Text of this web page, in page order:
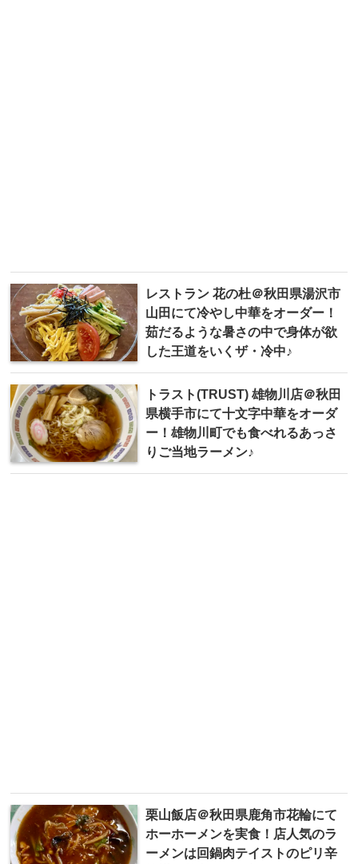
レストラン 花の杜＠秋田県湯沢市
山田にて冷やし中華をオーダー！
茹だるような暑さの中で身体が欲
した王道をいくザ・冷中♪
トラスト(TRUST) 雄物川店＠秋田
県横手市にて十文字中華をオーダ
ー！雄物川町でも食べれるあっさ
りご当地ラーメン♪
栗山飯店＠秋田県鹿角市花輪にて
ホーホーメンを実食！店人気のラ
ーメンは回鍋肉テイストのピリ辛